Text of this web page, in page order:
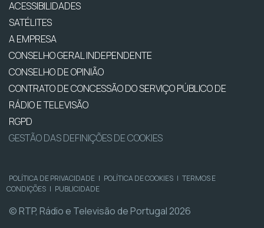
ACESSIBILIDADES
SATÉLITES
A EMPRESA
CONSELHO GERAL INDEPENDENTE
CONSELHO DE OPINIÃO
CONTRATO DE CONCESSÃO DO SERVIÇO PÚBLICO DE
RÁDIO E TELEVISÃO
RGPD
GESTÃO DAS DEFINIÇÕES DE COOKIES
POLÍTICA DE PRIVACIDADE | POLÍTICA DE COOKIES | TERMOS E
CONDIÇÕES | PUBLICIDADE
© RTP, Rádio e Televisão de Portugal 2026